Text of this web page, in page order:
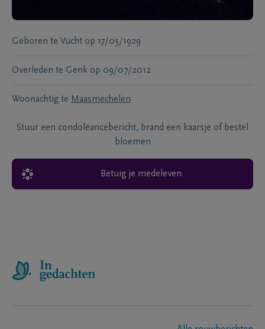
Geboren te Vucht op 17/05/1929
Overleden te Genk op 09/07/2012
Woonachtig te Maasmechelen
Stuur een condoléancebericht, brand een kaarsje of bestel
bloemen
Betuig je medeleven